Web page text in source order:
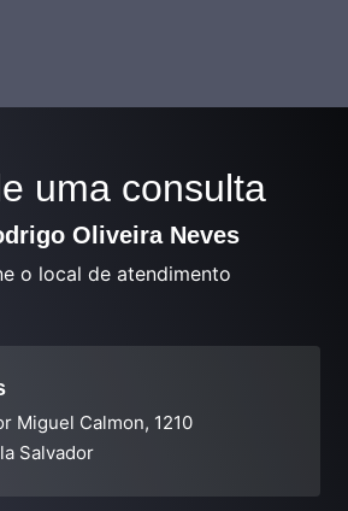
uma consulta
Oliveira Neves
o local de atendimento
Miguel Calmon, 1210
Salvador